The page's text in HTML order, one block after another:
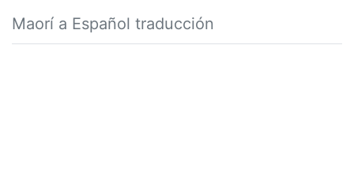
Maorí a Español traducción